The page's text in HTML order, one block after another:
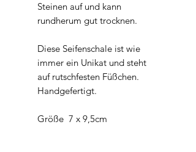
Steinen auf und kann
rundherum gut trocknen.
Diese Seifenschale ist wie
immer ein Unikat und steht
auf rutschfesten Füßchen.
Handgefertigt.
Größe 7 x 9,5cm